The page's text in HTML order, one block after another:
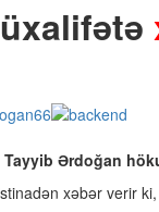
Ərdoğan
xəbər verir